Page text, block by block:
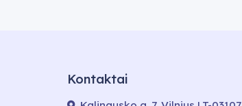
Kontaktai